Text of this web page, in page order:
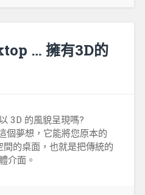
… 擁有3D的
3D 的風貌呈現嗎?
個夢想，它能將您原本的
的桌面，也就是把傳統的
介面。